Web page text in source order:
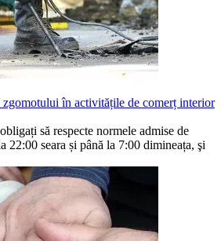
în activitățile de comerț interior
să respecte normele admise de
22:00 seara și până la 7:00 dimineața, şi